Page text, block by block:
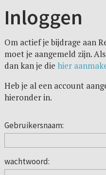
Inloggen
Om actief je bijdrage aan
moet je aangemeld zijn.
dan kan je die hier
Heb je al een account
hieronder in.
Gebruikersnaam:
wachtwoord: